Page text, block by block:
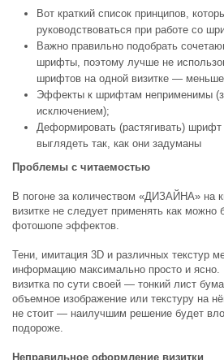
Вот краткий список принципов,
руководствоваться при работе со
Важно правильно подобрать
шрифты, поэтому лучше не
шрифтов на одной визитке —
Эффекты к шрифтам неприменимы
исключением);
Деформировать (растягивать)
выглядеть так, как они задуманы
Проблемы с читаемостью
В погоне за количеством «ДИЗАЙНА» на
визитке не следует применять как
фотошопе эффектов.
Тени, имитация 3D и различных текстур
информацию максимально просто и ясно.
визитка по сути своей — тонкий лист
объемное изображение или текстуру на
не стоит — наилучшим решение будет
подороже.
Неправильное оформление визитки